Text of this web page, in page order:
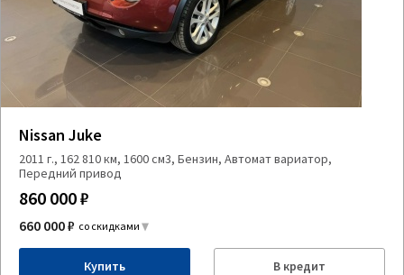
Nissan Juke
2011 г., 162 810 км, 1600 см3, Бензин, Автомат вариатор,
Передний привод
860 000 ₽
660 000 ₽ со скидками
Купить В кредит